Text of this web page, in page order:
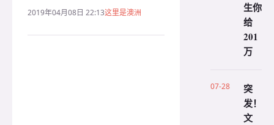
2019年04月08日 22:13这里是澳洲
生你
给
201
万
07-28
突
发！
文